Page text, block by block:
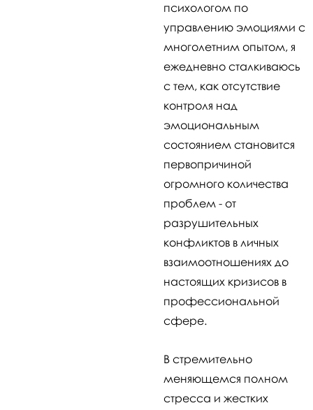
психологом по
управлению эмоциями с
многолетним опытом, я
ежедневно сталкиваюсь
с тем, как отсутствие
контроля над
эмоциональным
состоянием становится
первопричиной
огромного количества
проблем - от
разрушительных
конфликтов в личных
взаимоотношениях до
настоящих кризисов в
профессиональной
сфере.
В стремительно
меняющемся полном
стресса и жестких